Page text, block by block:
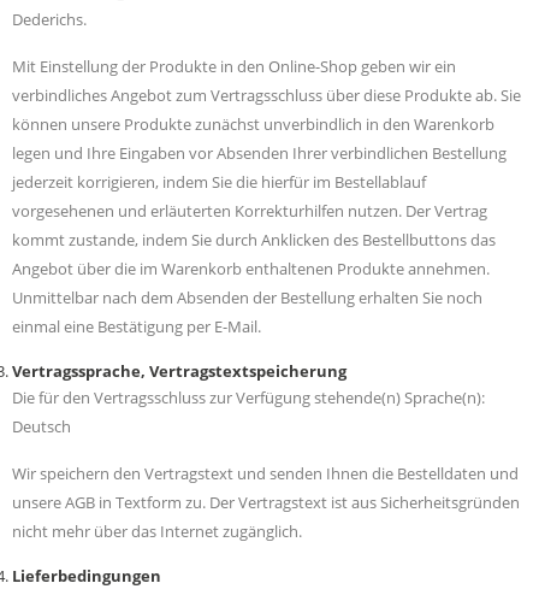
Dederichs.
Mit Einstellung der Produkte in den Online-Shop geben wir ein
verbindliches Angebot zum Vertragsschluss über diese Produkte ab. Sie
können unsere Produkte zunächst unverbindlich in den Warenkorb
legen und Ihre Eingaben vor Absenden Ihrer verbindlichen Bestellung
jederzeit korrigieren, indem Sie die hierfür im Bestellablauf
vorgesehenen und erläuterten Korrekturhilfen nutzen. Der Vertrag
kommt zustande, indem Sie durch Anklicken des Bestellbuttons das
Angebot über die im Warenkorb enthaltenen Produkte annehmen.
Unmittelbar nach dem Absenden der Bestellung erhalten Sie noch
einmal eine Bestätigung per E-Mail.
Vertragssprache, Vertragstextspeicherung
Die für den Vertragsschluss zur Verfügung stehende(n) Sprache(n):
Deutsch
Wir speichern den Vertragstext und senden Ihnen die Bestelldaten und
unsere AGB in Textform zu. Der Vertragstext ist aus Sicherheitsgründen
nicht mehr über das Internet zugänglich.
Lieferbedingungen